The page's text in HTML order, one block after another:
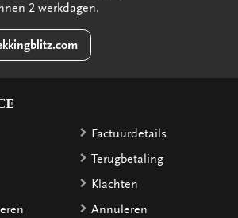
2 werkdagen.
Factuurdetails
Terugbetaling
Klachten
Annuleren